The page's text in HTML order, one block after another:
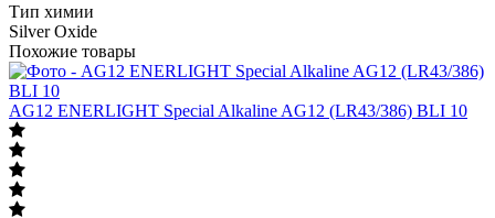
Тип химии
Silver Oxide
Похожие товары
AG12 ENERLIGHT Special Alkaline AG12 (LR43/386) BLI 10